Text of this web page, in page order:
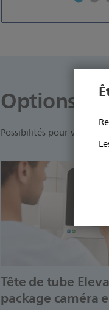
Options
Possibilités pour vos
Tête de tube
package caméra